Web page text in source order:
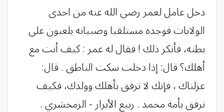
‏دخل عامل لعمر رضي الله عنه من احدى
الولايات فوجده مستلقيا وصبيانه يلعبون على
بطنه، فأنكر ذلك ! فقال له عمر : كيف أنت مع
أهلك؟ قال: إذا دخلت سكت الناطق . قال:
عزلناك ، فإنك لا ترفق بأهلك وولدك، فكيف
ترفق بأمة محمد . ربيع الأبرار - الزمخشري .